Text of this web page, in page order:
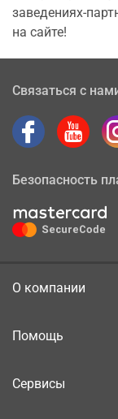
заведениях-
на сайте!
Связаться с
Безопасность
О компании
Помощь
Сервисы